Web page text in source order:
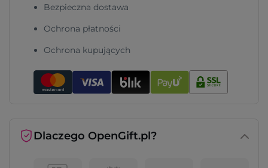
Bezpieczna dostawa
Ochrona płatności
Ochrona kupujących
Dlaczego OpenGift.pl?